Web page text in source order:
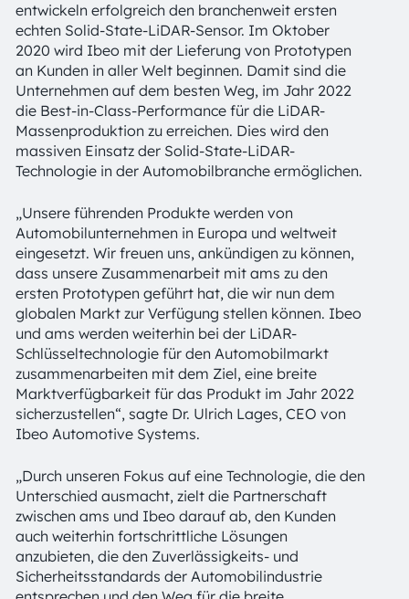
entwickeln erfolgreich den branchenweit ersten
echten Solid-State-LiDAR-Sensor. Im Oktober
2020 wird Ibeo mit der Lieferung von Prototypen
an Kunden in aller Welt beginnen. Damit sind die
Unternehmen auf dem besten Weg, im Jahr 2022
die Best-in-Class-Performance für die LiDAR-
Massenproduktion zu erreichen. Dies wird den
massiven Einsatz der Solid-State-LiDAR-
Technologie in der Automobilbranche ermöglichen.
„Unsere führenden Produkte werden von
Automobilunternehmen in Europa und weltweit
eingesetzt. Wir freuen uns, ankündigen zu können,
dass unsere Zusammenarbeit mit ams zu den
ersten Prototypen geführt hat, die wir nun dem
globalen Markt zur Verfügung stellen können. Ibeo
und ams werden weiterhin bei der LiDAR-
Schlüsseltechnologie für den Automobilmarkt
zusammenarbeiten mit dem Ziel, eine breite
Marktverfügbarkeit für das Produkt im Jahr 2022
sicherzustellen“, sagte Dr. Ulrich Lages, CEO von
Ibeo Automotive Systems.
„Durch unseren Fokus auf eine Technologie, die den
Unterschied ausmacht, zielt die Partnerschaft
zwischen ams und Ibeo darauf ab, den Kunden
auch weiterhin fortschrittliche Lösungen
anzubieten, die den Zuverlässigkeits- und
Sicherheitsstandards der Automobilindustrie